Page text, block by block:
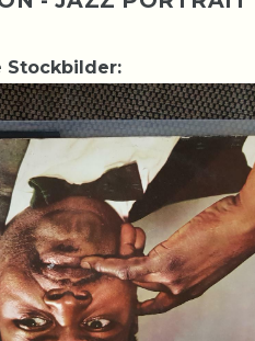
Stockbilder: